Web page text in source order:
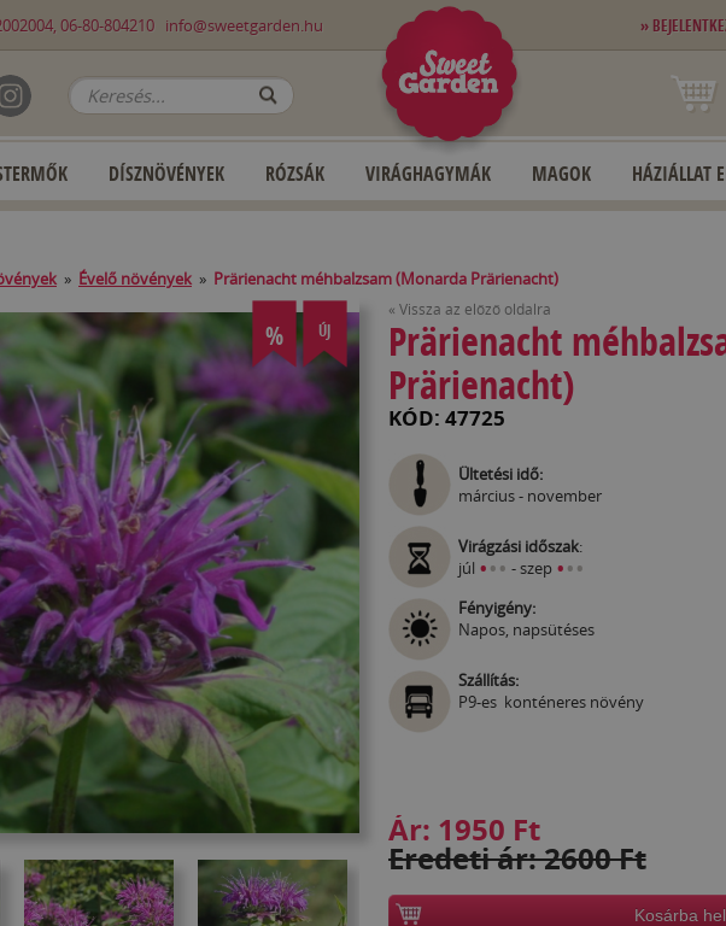
06-80-804210 info@sweetgarden.hu »
DÍSZNÖVÉNYEK RÓZSÁK VIRÁGHAGYMÁK MAGOK HÁZIÁLLAT
» Évelő növények » Prärienacht méhbalzsam (Monarda Prärienacht)
% ÚJ
« Vissza az előző oldalra
Prärienacht
Prärienacht)
KÓD: 47725
Ültetési idő:
március - november
Virágzási időszak:
júl ••• - szep •••
Fényigény:
Napos, napsütéses
Szállítás:
P9-es konténeres növény
Ár: 1950 Ft
Eredeti ár: 2600 Ft
Kosárba